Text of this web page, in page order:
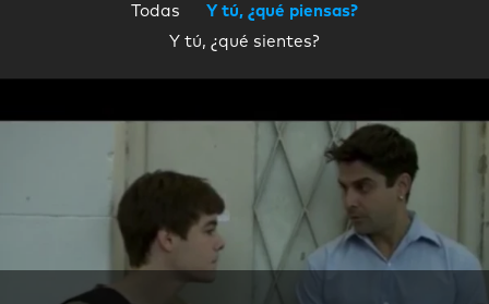
Todas
Y tú, ¿qué piensas?
Y tú, ¿qué sientes?